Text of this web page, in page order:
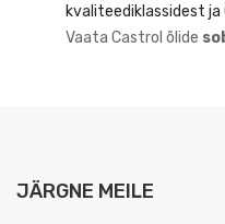
kvaliteediklassidest ja
Vaata Castrol õlide
JÄRGNE MEILE